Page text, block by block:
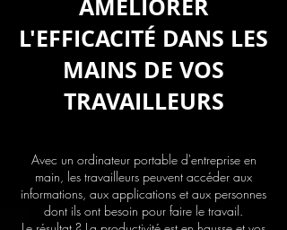
AMÉLIORER
L'EFFICACITÉ DANS LES
MAINS DE VOS
TRAVAILLEURS
Avec un ordinateur portable d'entreprise en
main, les travailleurs peuvent accéder aux
informations, aux applications et aux personnes
dont ils ont besoin pour faire le travail.